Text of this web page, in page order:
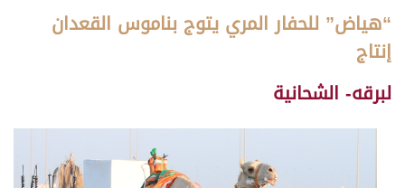
“هياض” للحفار المري يتوج بناموس القعدان
إنتاج
لبرقه- الشحانية